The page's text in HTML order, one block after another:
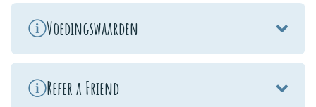
Voedingswaarden
Refer a Friend